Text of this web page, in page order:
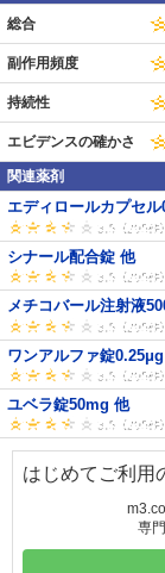
総合
副作用頻度
持続性
エビデンスの確かさ
関連薬剤
エディロールカプセ
シナール配合錠 他
メチコバール注射液
ワンアルファ錠
ユベラ錠50mg 他
はじめてご利用
専